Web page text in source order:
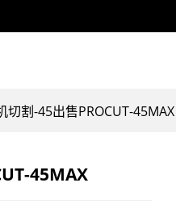
割-45出售PROCUT-45MAX
45MAX